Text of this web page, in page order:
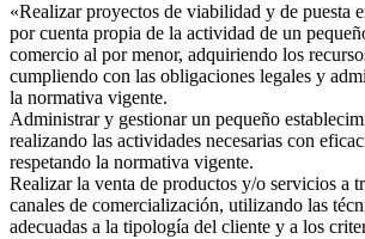
«Realizar proyectos de viabilidad y de puesta
por cuenta propia de la actividad de un
comercio al por menor, adquiriendo los
cumpliendo con las obligaciones legales y
la normativa vigente.
Administrar y gestionar un pequeño
realizando las actividades necesarias con
respetando la normativa vigente.
Realizar la venta de productos y/o servicios a
canales de comercialización, utilizando las
adecuadas a la tipología del cliente y a los